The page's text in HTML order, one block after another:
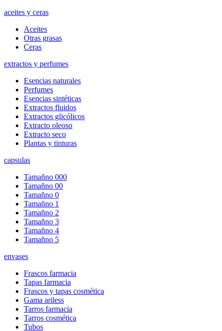
aceites y ceras
Aceites
Otras grasas
Ceras
extractos y perfumes
Esencias naturales
Perfumes
Esencias sintéticas
Extractos fluidos
Extractos glicólicos
Extracto oleoso
Extracto seco
Plantas y tinturas
capsulas
Tamañno 000
Tamañno 00
Tamañno 0
Tamañno 1
Tamañno 2
Tamañno 3
Tamañno 4
Tamañno 5
envases
Frascos farmacia
Tapas farmacia
Frascos y tapas cosmética
Gama ariless
Tarros farmacia
Tarros cosmética
Tubos